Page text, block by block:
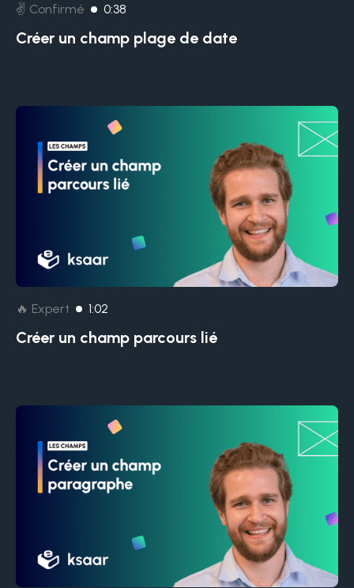
✌️ Confirmé 0:38
Créer un champ plage de date
🔥 Expert 1:02
Créer un champ parcours lié